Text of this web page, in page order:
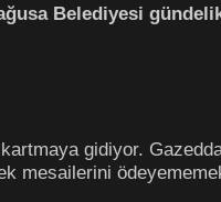
Belediyesi
gidiyor.
mesailerini